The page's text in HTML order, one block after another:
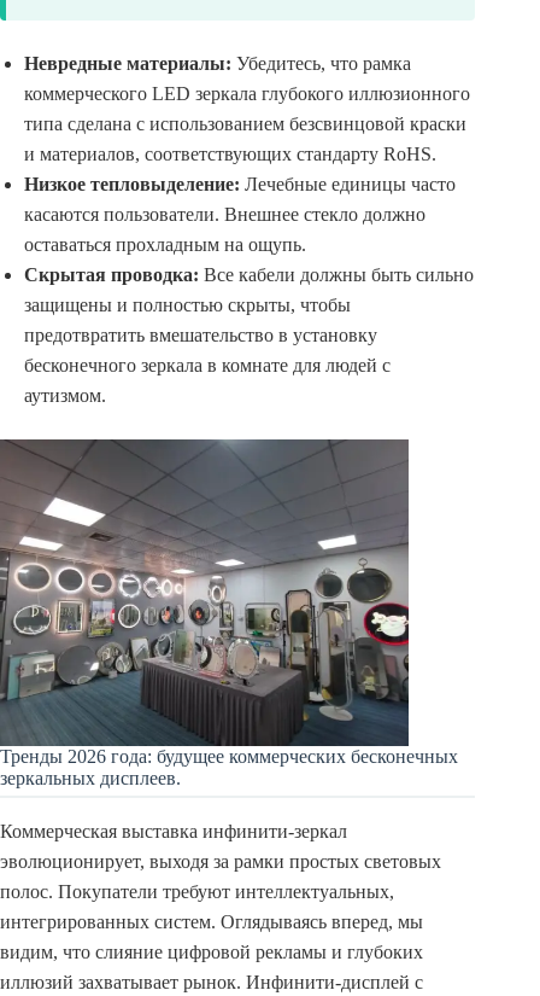
Невредные материалы: Убедитесь, что рамка
коммерческого LED зеркала глубокого иллюзионного
типа сделана с использованием безсвинцовой краски
и материалов, соответствующих стандарту RoHS.
Низкое тепловыделение: Лечебные единицы часто
касаются пользователи. Внешнее стекло должно
оставаться прохладным на ощупь.
Скрытая проводка: Все кабели должны быть сильно
защищены и полностью скрыты, чтобы
предотвратить вмешательство в установку
бесконечного зеркала в комнате для людей с
аутизмом.
Тренды 2026 года: будущее коммерческих бесконечных
зеркальных дисплеев.
Коммерческая выставка инфинити-зеркал
эволюционирует, выходя за рамки простых световых
полос. Покупатели требуют интеллектуальных,
интегрированных систем. Оглядываясь вперед, мы
видим, что слияние цифровой рекламы и глубоких
иллюзий захватывает рынок. Инфинити-дисплей с